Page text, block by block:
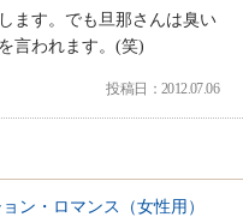
ます。でも旦那さんは臭い
言われます。(笑)
投稿日：2012.07.06
ン・ロマンス（女性用）